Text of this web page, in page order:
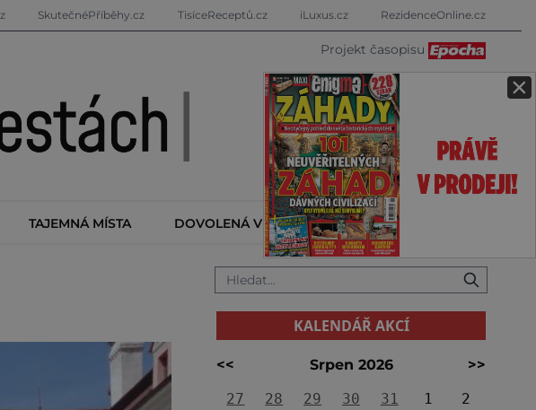
×
SkutečnéPříběhy.cz TisíceReceptů.cz iLuxus.cz RezidenceOnline.cz
Projekt časopisu
TAJEMNÁ MÍSTA DOVOLENÁ V ZAHRANIČÍ KALENDÁŘ AKCÍ
KALENDÁŘ AKCÍ
<< Srpen 2026
>>
27
28 29 30 31 1
2